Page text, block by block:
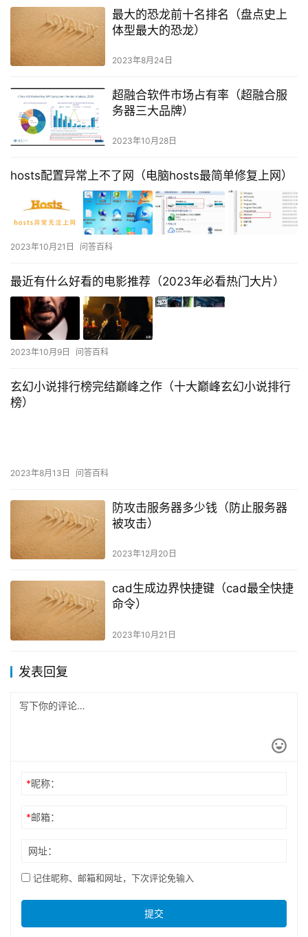
最大的恐龙前十名排名（盘点史上
体型最大的恐龙）
2023年8月24日
超融合软件市场占有率（超融合服
务器三大品牌）
2023年10月28日
hosts配置异常上不了网（电脑hosts最简单修复上网）
2023年10月21日 问答百科
最近有什么好看的电影推荐（2023年必看热门大片）
2023年10月9日 问答百科
玄幻小说排行榜完结巅峰之作（十大巅峰玄幻小说排行
榜）
2023年8月13日 问答百科
防攻击服务器多少钱（防止服务器
被攻击）
2023年12月20日
cad生成边界快捷键（cad最全快捷
命令）
2023年10月21日
发表回复
*昵称：
*邮箱：
网址：
记住昵称、邮箱和网址，下次评论免输入
提交